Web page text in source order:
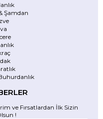
Şamdan
ve Fırsatlardan İlk Sizin
!